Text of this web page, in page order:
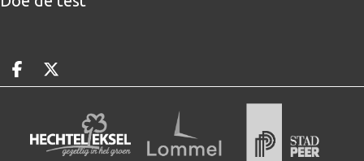
Deel op facebook
Deel op X